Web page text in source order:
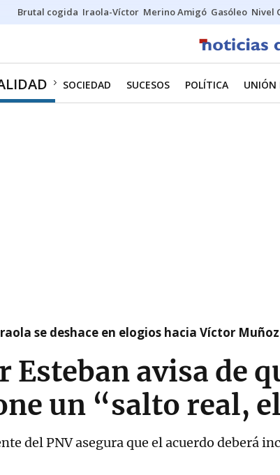
Brutal cogida Iraola-Víctor Merino Amigó Gasóleo Nivel
SOCIEDAD SUCESOS POLÍTICA UNIÓN
se deshace en elogios hacia Víctor Muñoz
Esteban avisa de
un “salto real,
del PNV asegura que el acuerdo deberá